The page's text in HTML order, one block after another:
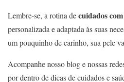
Lembre-se, a rotina decuidados
personalizada e adaptada às suas
um pouquinho de carinho, sua pele
Acompanhe nosso blog e nossas
por dentro de dicas de cuidados e